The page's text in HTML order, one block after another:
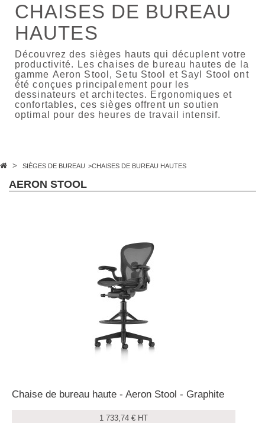
CHAISES DE BUREAU
HAUTES
Découvrez des sièges hauts qui décuplent votre
productivité. Les chaises de bureau hautes de la
gamme Aeron Stool, Setu Stool et Sayl Stool ont
été conçues principalement pour les
dessinateurs et architectes. Ergonomiques et
confortables, ces sièges offrent un soutien
optimal pour des heures de travail intensif.
> SIÈGES DE BUREAU >CHAISES DE BUREAU HAUTES
AERON STOOL
Chaise de bureau haute - Aeron Stool - Graphite
1 733,74 € HT